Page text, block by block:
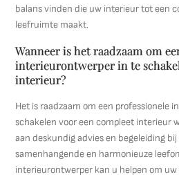
balans vinden die uw interieur tot een
leefruimte maakt.
Wanneer is het raadzaam om
interieurontwerper in te
interieur?
Het is raadzaam om een professionele
schakelen voor een compleet interieur
aan deskundig advies en begeleiding
samenhangende en harmonieuze
interieurontwerper kan u helpen om